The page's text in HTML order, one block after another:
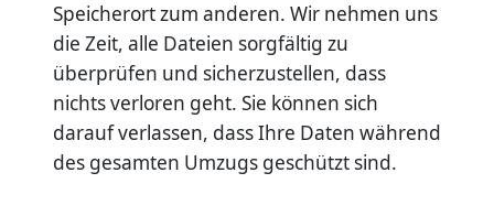
Speicherort zum anderen. Wir nehmen uns
die Zeit, alle Dateien sorgfältig zu
überprüfen und sicherzustellen, dass
nichts verloren geht. Sie können sich
darauf verlassen, dass Ihre Daten während
des gesamten Umzugs geschützt sind.